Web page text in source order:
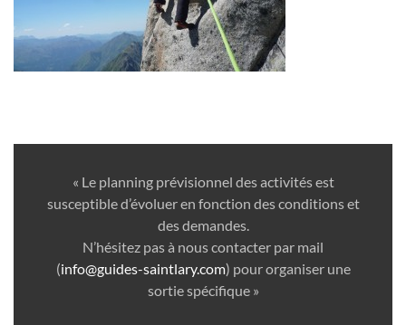
« Le planning prévisionnel des activités est
susceptible d’évoluer en fonction des conditions et
des demandes.
N’hésitez pas à nous contacter par mail
(info@guides-saintlary.com) pour organiser une
sortie spécifique »